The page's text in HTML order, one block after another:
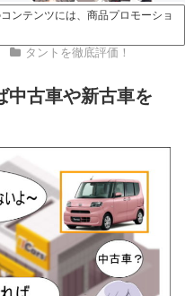
ンテンツには、商品プロモーショ
タントを徹底評価！
中古車や新古車を